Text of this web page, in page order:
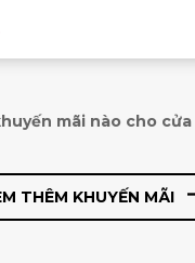
mãi nào cho
THÊM KHUYẾN MÃI